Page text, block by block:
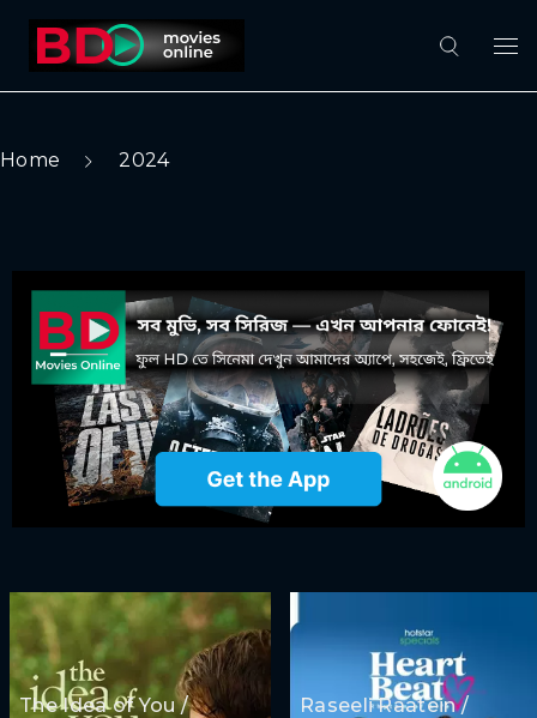
Home 2024
The Idea of You / Raseeli Raatein /